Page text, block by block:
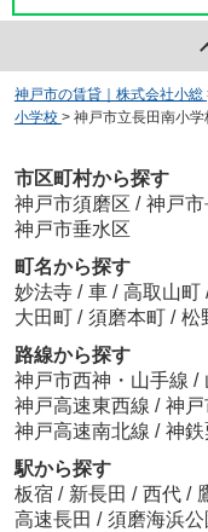
神戸市の賃貸｜株式会社小総
小学校 > 神戸市立長田南小学
市区町村から探す
神戸市須磨区 / 神戸
神戸市垂水区
町名から探す
妙法寺 / 車 / 高取山町
大田町 / 須磨本町 / 松
路線から探す
神戸市西神・山手線 /
神戸高速東西線 / 神戸
神戸高速南北線 / 神鉄
駅から探す
板宿 / 新長田 / 西代 /
高速長田 / 須磨海浜公